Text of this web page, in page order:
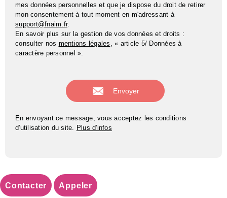
mes données personnelles et que je dispose du droit de retirer
mon consentement à tout moment en m'adressant à
support@fnaim.fr.
En savoir plus sur la gestion de vos données et droits :
consulter nos mentions légales , « article 5/ Données à
caractère personnel ».
En envoyant ce message, vous acceptez les conditions
d'utilisation du site. Plus d'infos
Contacter Appeler